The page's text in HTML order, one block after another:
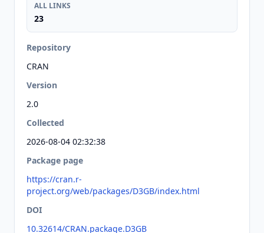
ALL LINKS
23
Repository
CRAN
Version
2.0
Collected
2026-08-04 02:32:38
Package page
https://cran.r-
project.org/web/packages/D3GB/index.html
DOI
10.32614/CRAN.package.D3GB